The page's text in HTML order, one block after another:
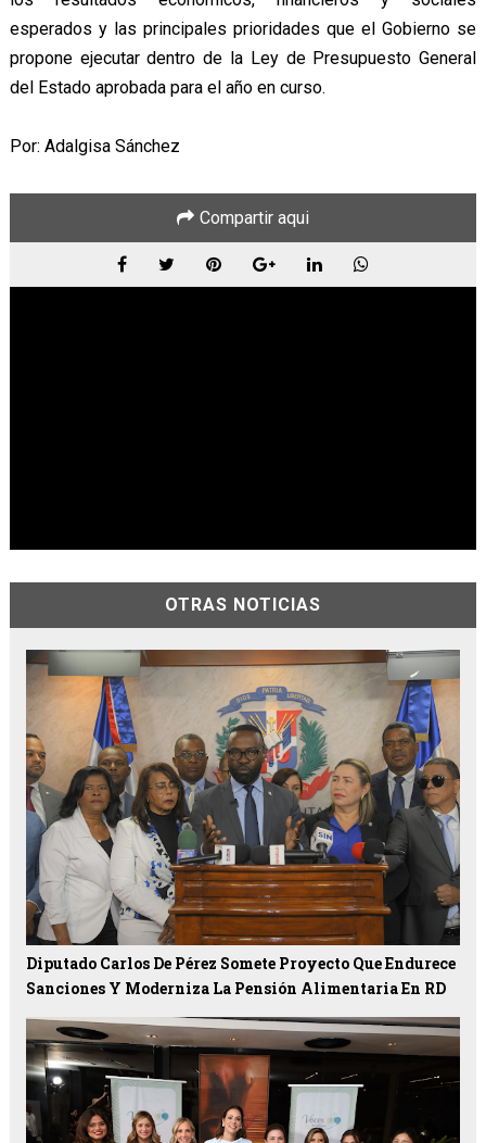
esperados y las principales prioridades que el Gobierno se
propone ejecutar dentro de la Ley de Presupuesto General
del Estado aprobada para el año en curso.
Por: Adalgisa Sánchez
Compartir aqui
OTRAS NOTICIAS
Diputado Carlos De Pérez Somete Proyecto Que Endurece
Sanciones Y Moderniza La Pensión Alimentaria En RD